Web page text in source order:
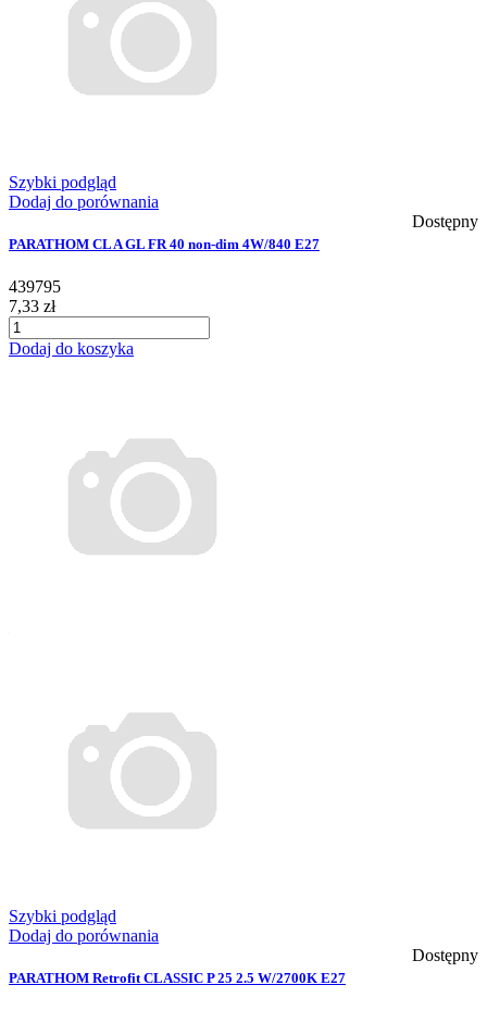
Szybki podgląd
Dodaj do porównania
Dostępny
PARATHOM CL A GL FR 40 non-dim 4W/840 E27
439795
7,33 zł
Dodaj do koszyka
Szybki podgląd
Dodaj do porównania
Dostępny
PARATHOM Retrofit CLASSIC P 25 2.5 W/2700K E27